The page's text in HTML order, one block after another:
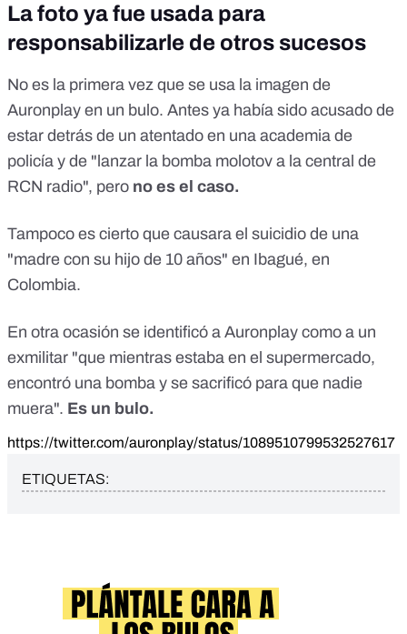
La foto ya fue usada para
responsabilizarle de otros sucesos
No es la primera vez que se usa la imagen de
Auronplay en un bulo. Antes ya había sido acusado de
estar detrás de un atentado en una academia de
policía y de "lanzar la bomba molotov a la central de
RCN radio", pero no es el caso.
Tampoco es cierto que causara el suicidio de una
"madre con su hijo de 10 años" en Ibagué, en
Colombia.
En otra ocasión se identificó a Auronplay como a un
exmilitar "que mientras estaba en el supermercado,
encontró una bomba y se sacrificó para que nadie
muera". Es un bulo.
https://twitter.com/auronplay/status/1089510799532527617
ETIQUETAS: